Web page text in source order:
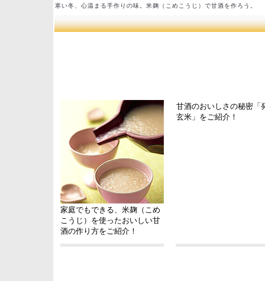
寒い冬、心温まる手作りの味。米麹（こめこうじ）で甘酒を作ろう。
家庭でもできる、米麹（こめ
こうじ）を使ったおいしい甘
酒の作り方をご紹介！
甘酒のおいしさの秘密「
玄米」をご紹介！